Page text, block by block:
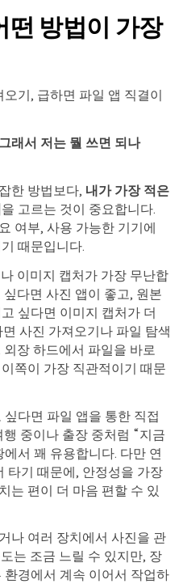
떤 방법이 가장
기, 급하면 파일 앱 직결이
래서 저는 뭘 쓰면 되나
한 방법보다, 내가 가장 적은
을 고르는 것이 중요합니다.
여부, 사용 가능한 기기에
때문입니다.
이미지 캡처가 가장 무난합
다면 사진 앱이 좋고, 원본
싶다면 이미지 캡처가 더
사진 가져오기나 파일 탐색
장 하드에서 파일을 바로
쪽이 가장 직관적이기 때문
다면 파일 앱을 통한 직접
중이나 출장 중처럼 “지금
서 꽤 유용합니다. 다만 연
타기 때문에, 안정성을 가장
는 편이 더 마음 편할 수 있
나 여러 장치에서 사진을 관
는 조금 느릴 수 있지만, 장
경에서 계속 이어서 작업하